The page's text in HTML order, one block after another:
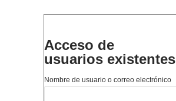
Acceso de
usuarios existentes
Nombre de usuario o correo electrónico